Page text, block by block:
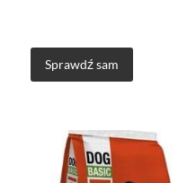
Sprawdź sam